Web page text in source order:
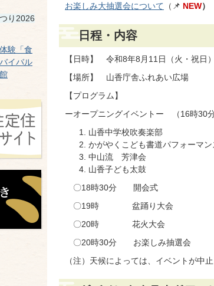
り2026
験「食
イバル
お楽しみ大抽選会について （📌 NEW）
日程・内容
【日時】 令和8年8月11日（火・祝日
【場所】 山香庁舎ふれあい広場
【プログラム】
ーオープニングイベントー （16時30分
山香中学校吹奏楽部
かがやくこども書道パフォーマン
中山流 芳津会
山香子ども太鼓
〇18時30分 開会式
〇19時 盆踊り大会
〇20時 花火大会
〇20時30分 お楽しみ抽選会
（注）天候によっては、イベントが中